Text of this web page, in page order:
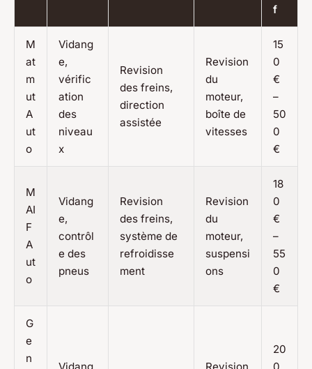
f
M
at
m
ut
A
ut
o
Vidang
e,
vérific
ation
des
niveau
x
Revision
des freins,
direction
assistée
Revision
du
moteur,
boîte de
vitesses
15
0
€
–
50
0
€
M
AI
F
A
ut
o
Vidang
e,
contrôl
e des
pneus
Revision
des freins,
système de
refroidisse
ment
Revision
du
moteur,
suspensi
ons
18
0
€
–
55
0
€
G
e
n
20